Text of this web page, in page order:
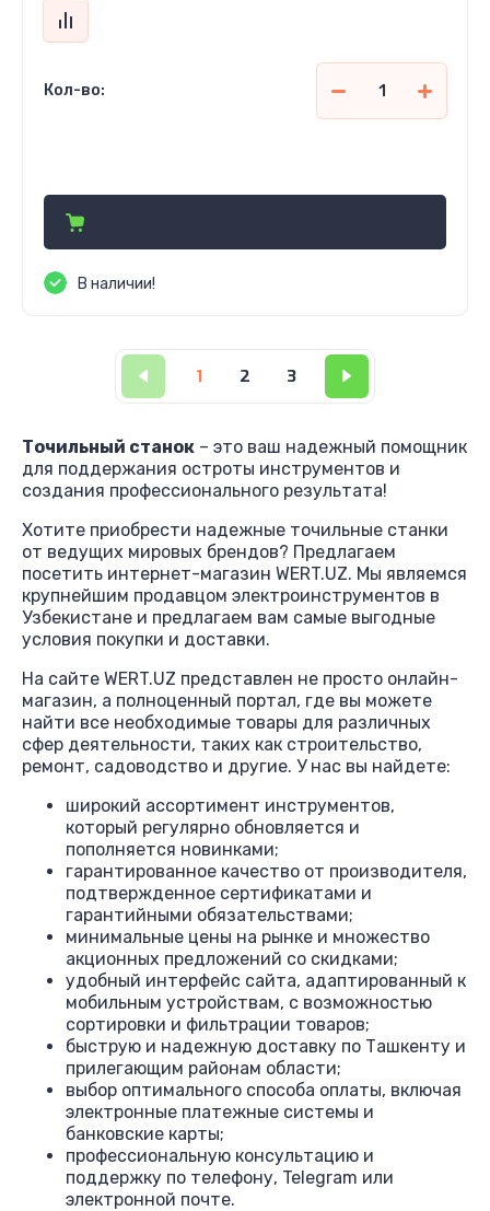
Кол-во:
В наличии!
1 2 3
Точильный станок – это ваш надежный помощник
для поддержания остроты инструментов и
создания профессионального результата!
Хотите приобрести надежные точильные станки
от ведущих мировых брендов? Предлагаем
посетить интернет-магазин WERT.UZ. Мы являемся
крупнейшим продавцом электроинструментов в
Узбекистане и предлагаем вам самые выгодные
условия покупки и доставки.
На сайте WERT.UZ представлен не просто онлайн-
магазин, а полноценный портал, где вы можете
найти все необходимые товары для различных
сфер деятельности, таких как строительство,
ремонт, садоводство и другие. У нас вы найдете:
широкий ассортимент инструментов,
который регулярно обновляется и
пополняется новинками;
гарантированное качество от производителя,
подтвержденное сертификатами и
гарантийными обязательствами;
минимальные цены на рынке и множество
акционных предложений со скидками;
удобный интерфейс сайта, адаптированный к
мобильным устройствам, с возможностью
сортировки и фильтрации товаров;
быструю и надежную доставку по Ташкенту и
прилегающим районам области;
выбор оптимального способа оплаты, включая
электронные платежные системы и
банковские карты;
профессиональную консультацию и
поддержку по телефону, Telegram или
электронной почте.